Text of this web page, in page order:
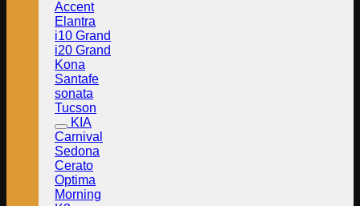
Accent
Elantra
i10 Grand
i20 Grand
Kona
Santafe
sonata
Tucson
KIA
Carnival
Sedona
Cerato
Optima
Morning